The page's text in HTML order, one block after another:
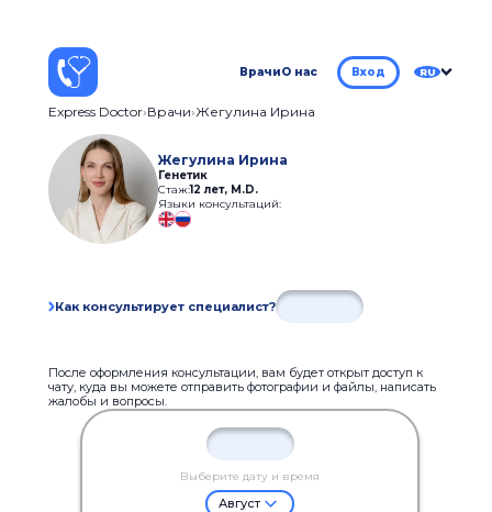
ВрачиО нас Вход RU
Express Doctor Врачи Жегулина Ирина
Жегулина Ирина
Генетик
Стаж:12 лет, M.D.
Языки консультаций:
Как консультирует специалист?
После оформления консультации, вам будет открыт доступ к
чату, куда вы можете отправить фотографии и файлы, написать
жалобы и вопросы.
Выберите дату и время
Август